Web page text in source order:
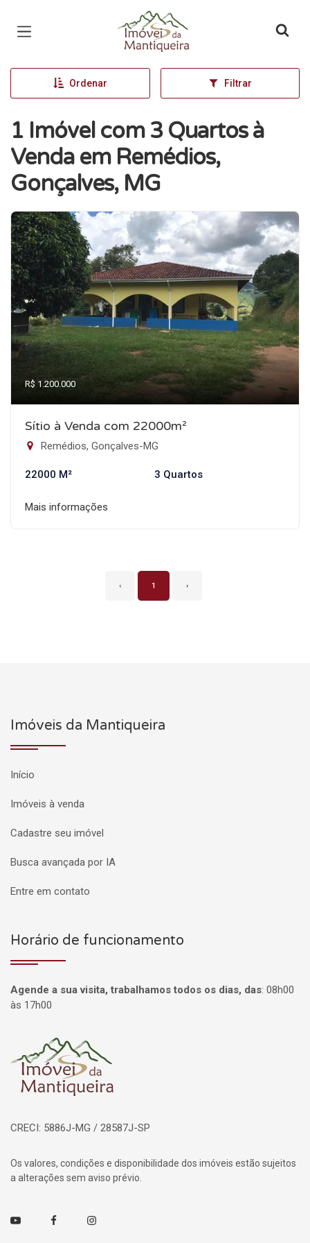
Página inicial
Ordenar Filtrar
1 Imóvel com 3 Quartos à
Venda em Remédios,
Gonçalves, MG
R$ 1.200.000
Sítio à Venda com 22000m²
Remédios, Gonçalves-MG
22000 M² 3 Quartos
Mais informações
‹ 1 ›
Imóveis da Mantiqueira
Início
Imóveis à venda
Cadastre seu imóvel
Busca avançada por IA
Entre em contato
Horário de funcionamento
Agende a sua visita, trabalhamos todos os dias, das: 08h00
às 17h00
Página inicial
CRECI: 5886J-MG / 28587J-SP
Os valores, condições e disponibilidade dos imóveis estão sujeitos
a alterações sem aviso prévio.
Youtube FacebookInstagram